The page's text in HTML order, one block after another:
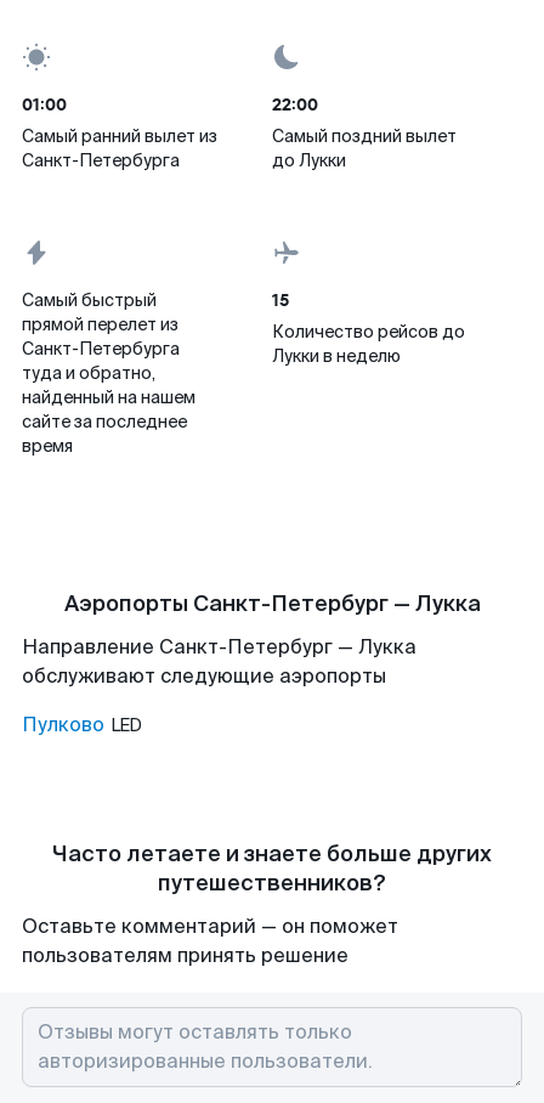
01:00
Самый ранний вылет из
Санкт-Петербурга
22:00
Самый поздний вылет
до Лукки
Самый быстрый
прямой перелет из
Санкт-Петербурга
туда и обратно,
найденный на нашем
сайте за последнее
время
15
Количество рейсов до
Лукки в неделю
Аэропорты Санкт-Петербург — Лукка
Направление Санкт-Петербург — Лукка
обслуживают следующие аэропорты
Пулково LED
Часто летаете и знаете больше других
путешественников?
Оставьте комментарий — он поможет
пользователям принять решение